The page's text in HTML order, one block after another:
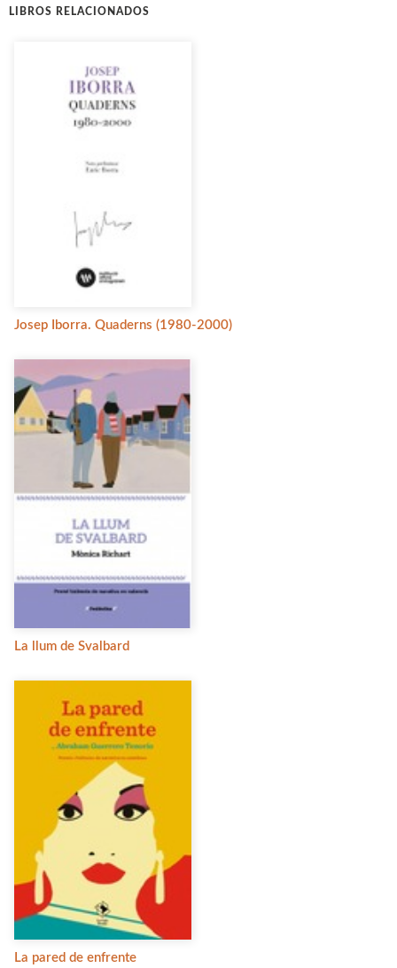
LIBROS RELACIONADOS
Josep Iborra. Quaderns (1980-2000)
La llum de Svalbard
La pared de enfrente